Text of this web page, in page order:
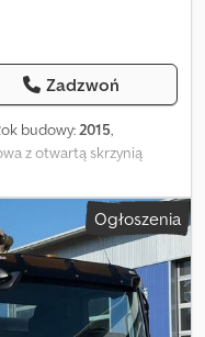
Zadzwoń
budowy:2015,
z otwartą skrzynią
serii 13.5 z 3 wysuwami
automatyczna skrzynia
normy Euro 6. Cjdey
charakter poglądowy i
o kontakt w celu
Ogłoszenia